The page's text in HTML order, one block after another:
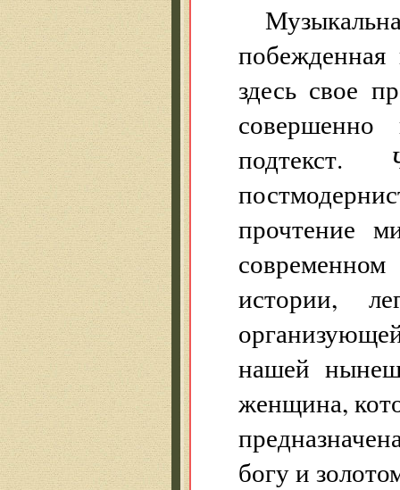
здесь свое
подтекст.
прочтение
истории,
нашей
женщина,
богу и